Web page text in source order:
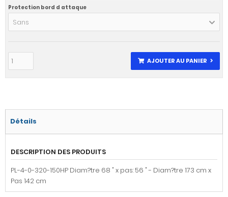
Protection bord d attaque
Sans
AJOUTER AU PANIER
Détails
DESCRIPTION DES PRODUITS
PL-4-0-320-150HP Diam?tre 68 " x pas: 56 " - Diam?tre 173 cm x
Pas 142 cm